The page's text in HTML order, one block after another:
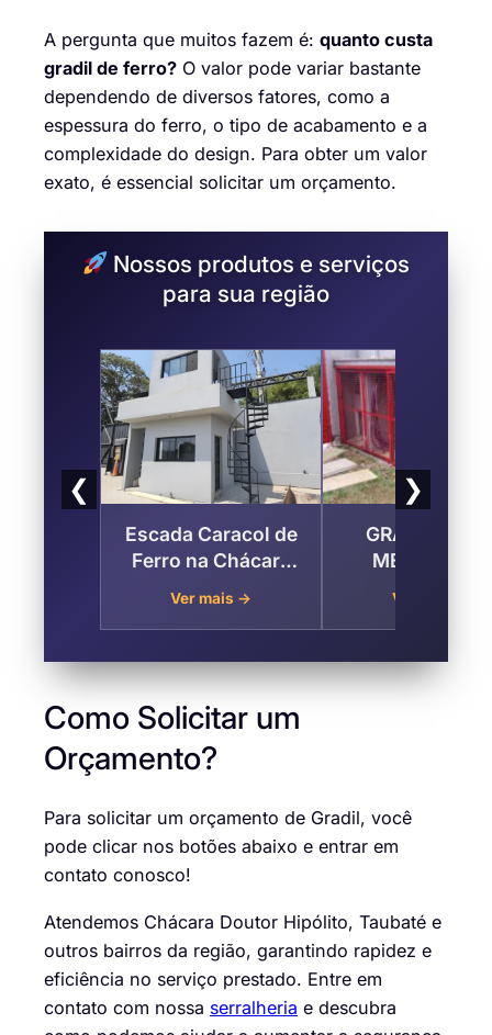
A pergunta que muitos fazem é: quanto custa
gradil de ferro? O valor pode variar bastante
dependendo de diversos fatores, como a
espessura do ferro, o tipo de acabamento e a
complexidade do design. Para obter um valor
exato, é essencial solicitar um orçamento.
Nossos produtos e serviços
para sua região
❮
Escada Caracol de
Ferro na Chácara
Doutor Hipólito,
Ver mais →
GRADES
MEDIDOR
Ver mais →
❯
Como Solicitar um
Orçamento?
Para solicitar um orçamento de Gradil, você
pode clicar nos botões abaixo e entrar em
contato conosco!
Atendemos Chácara Doutor Hipólito, Taubaté e
outros bairros da região, garantindo rapidez e
eficiência no serviço prestado. Entre em
contato com nossa serralheria e descubra